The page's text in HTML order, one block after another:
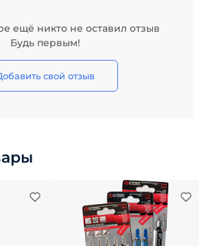
ещё никто не оставил отзыв
Будь первым!
свой отзыв